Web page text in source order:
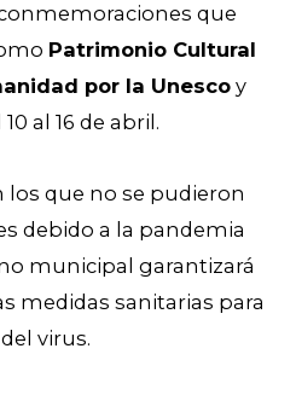
que
Patrimonio Cultural
por la Unescoy
al 16 de abril.
los que no se pudieron
debido a la pandemia
municipal garantizará
medidas sanitarias para
virus.